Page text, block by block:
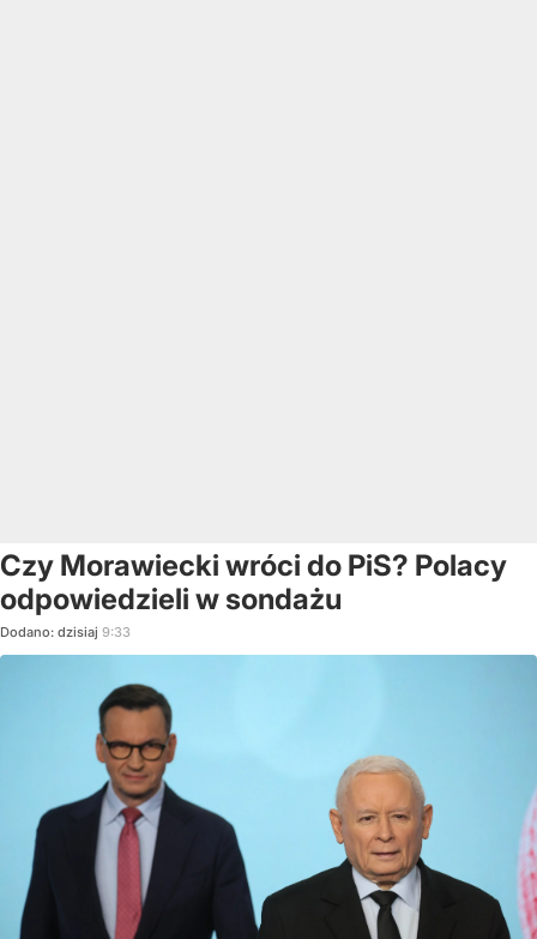
Czy Morawiecki wróci do PiS? Polacy
odpowiedzieli w sondażu
Dodano: dzisiaj 9:33